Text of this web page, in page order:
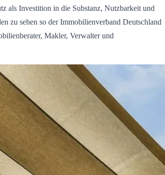
als Investition in die Substanz, Nutzbarkeit und
zu sehen so der Immobilienverband Deutschland
Makler, Verwalter und